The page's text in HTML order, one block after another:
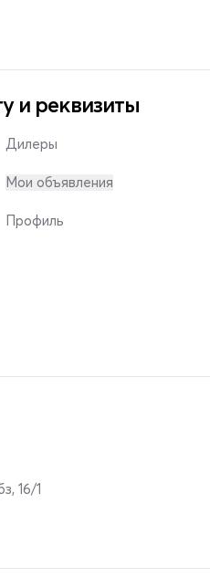
и реквизиты
Дилеры
Мои объявления
Профиль
16/1